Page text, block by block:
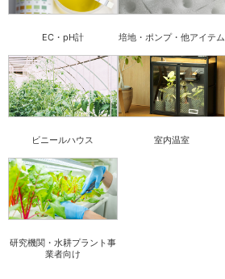
EC・pH計 培地・ポンプ・他アイテム
ビニールハウス 室内温室
研究機関・水耕プラント事
業者向け